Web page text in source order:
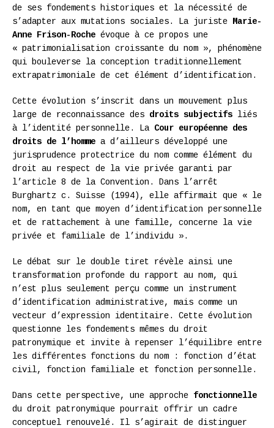
de ses fondements historiques et la nécessité de
s’adapter aux mutations sociales. La juriste
Marie-
Anne Frison-Roche évoque à ce propos une
« patrimonialisation croissante du nom », phénomène
qui bouleverse la conception traditionnellement
extrapatrimoniale de cet élément d’identification.
Cette évolution s’inscrit dans un mouvement plus
large de reconnaissance des droits subjectifs liés
à l’identité personnelle. La Cour européenne des
droits de l’homme a d’ailleurs développé une
jurisprudence protectrice du nom comme élément du
droit au respect de la vie privée garanti par
l’article 8 de la Convention. Dans l’arrêt
Burghartz c. Suisse (1994), elle affirmait que « le
nom, en tant que moyen d’identification personnelle
et de rattachement à une famille, concerne la vie
privée et familiale de l’individu ».
Le débat sur le double tiret révèle ainsi une
transformation profonde du rapport au nom, qui
n’est plus seulement perçu comme un instrument
d’identification administrative, mais comme un
vecteur d’expression identitaire. Cette évolution
questionne les fondements mêmes du droit
patronymique et invite à repenser l’équilibre entre
les différentes fonctions du nom : fonction d’état
civil, fonction familiale et fonction personnelle.
Dans cette perspective, une approche fonctionnelle
du droit patronymique pourrait offrir un cadre
conceptuel renouvelé. Il s’agirait de distinguer